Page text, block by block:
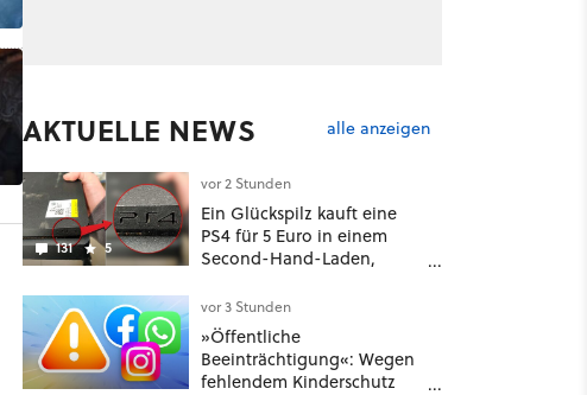
AKTUELLE NEWS alle anzeigen
131 5
vor 2 Stunden
Ein Glückspilz kauft eine
PS4 für 5 Euro in einem
Second-Hand-Laden,
schon hat er seine erste
funktionierende PlayStation
[Best of GameStar]
vor 3 Stunden
»Öffentliche
Beeinträchtigung«: Wegen
fehlendem Kinderschutz